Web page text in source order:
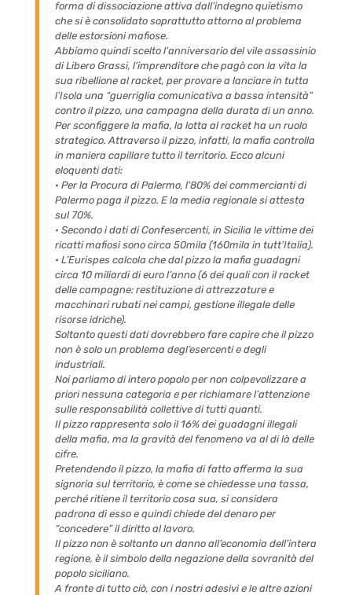
forma di dissociazione attiva dall’indegno quietismo
che si è consolidato soprattutto attorno al problema
delle estorsioni mafiose.
Abbiamo quindi scelto l’anniversario del vile assassinio
di Libero Grassi, l’imprenditore che pagò con la vita la
sua ribellione al racket, per provare a lanciare in tutta
l’Isola una “guerriglia comunicativa a bassa intensità”
contro il pizzo, una campagna della durata di un anno.
Per sconfiggere la mafia, la lotta al racket ha un ruolo
strategico. Attraverso il pizzo, infatti, la mafia controlla
in maniera capillare tutto il territorio. Ecco alcuni
eloquenti dati:
• Per la Procura di Palermo, l’80% dei commercianti di
Palermo paga il pizzo. E la media regionale si attesta
sul 70%.
• Secondo i dati di Confesercenti, in Sicilia le vittime dei
ricatti mafiosi sono circa 50mila (160mila in tutt’Italia).
• L’Eurispes calcola che dal pizzo la mafia guadagni
circa 10 miliardi di euro l’anno (6 dei quali con il racket
delle campagne: restituzione di attrezzature e
macchinari rubati nei campi, gestione illegale delle
risorse idriche).
Soltanto questi dati dovrebbero fare capire che il pizzo
non è solo un problema degl’esercenti e degli
industriali.
Noi parliamo di intero popolo per non colpevolizzare a
priori nessuna categoria e per richiamare l’attenzione
sulle responsabilità collettive di tutti quanti.
Il pizzo rappresenta solo il 16% dei guadagni illegali
della mafia, ma la gravità del fenomeno va al di là delle
cifre.
Pretendendo il pizzo, la mafia di fatto afferma la sua
signoria sul territorio, è come se chiedesse una tassa,
perché ritiene il territorio cosa sua, si considera
padrona di esso e quindi chiede del denaro per
“concedere” il diritto al lavoro.
Il pizzo non è soltanto un danno all’economia dell’intera
regione, è il simbolo della negazione della sovranità del
popolo siciliano.
A fronte di tutto ciò, con i nostri adesivi e le altre azioni